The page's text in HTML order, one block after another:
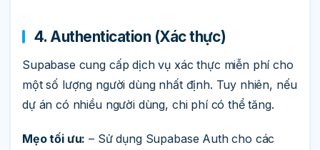
4. Authentication (Xác thực)
Supabase cung cấp dịch vụ xác thực miễn phí cho
một số lượng người dùng nhất định. Tuy nhiên, nếu
dự án có nhiều người dùng, chi phí có thể tăng.
Mẹo tối ưu: – Sử dụng Supabase Auth cho các